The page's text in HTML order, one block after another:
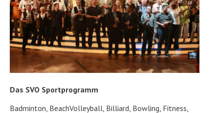
Das SVO Sportprogramm
Badminton, BeachVolleyball, Billiard, Bowling, Fitness,